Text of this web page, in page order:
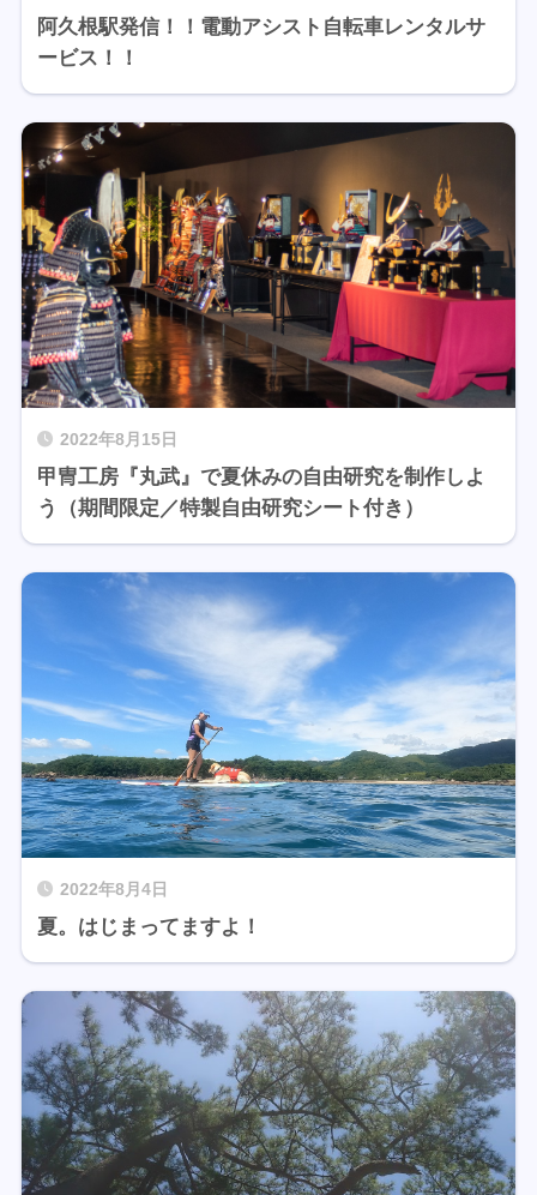
阿久根駅発信！！電動アシスト自転車レンタルサ
ービス！！
2022年8月15日
甲冑工房『丸武』で夏休みの自由研究を制作しよ
う（期間限定／特製自由研究シート付き）
2022年8月4日
夏。はじまってますよ！